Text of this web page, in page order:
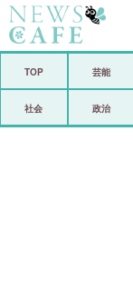
TOP 芸能
社会 政治